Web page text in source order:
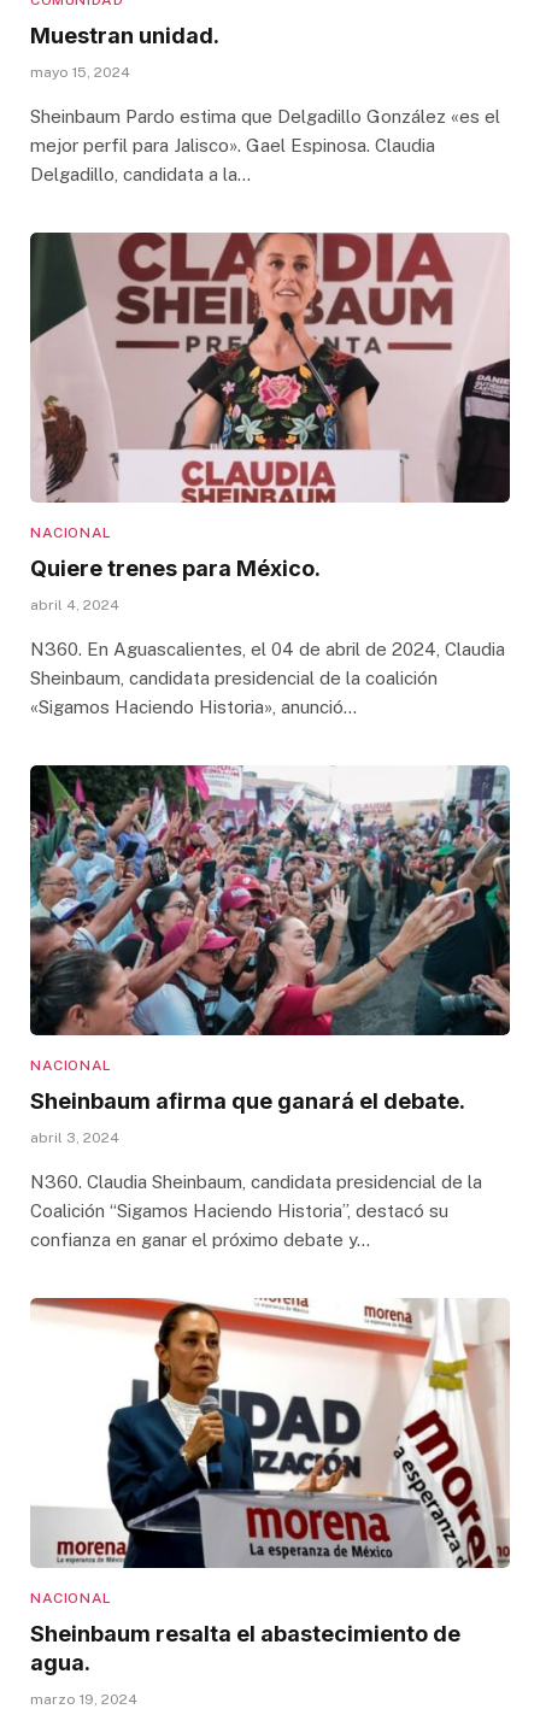
Muestran unidad.
mayo 15, 2024
Sheinbaum Pardo estima que Delgadillo González «es el
mejor perfil para Jalisco». Gael Espinosa. Claudia
Delgadillo, candidata a la…
NACIONAL
Quiere trenes para México.
abril 4, 2024
N360. En Aguascalientes, el 04 de abril de 2024, Claudia
Sheinbaum, candidata presidencial de la coalición
«Sigamos Haciendo Historia», anunció…
NACIONAL
Sheinbaum afirma que ganará el debate.
abril 3, 2024
N360. Claudia Sheinbaum, candidata presidencial de la
Coalición “Sigamos Haciendo Historia”, destacó su
confianza en ganar el próximo debate y…
NACIONAL
Sheinbaum resalta el abastecimiento de
agua.
marzo 19, 2024